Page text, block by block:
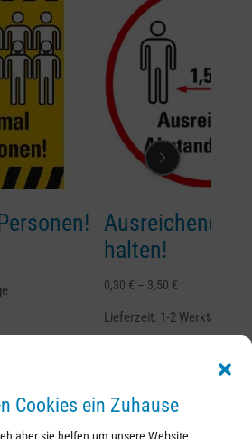
Cookies ein Zuhause
aber sie helfen um unsere Website
Ausreichend Abstand
3,50€
1-2 Werktage